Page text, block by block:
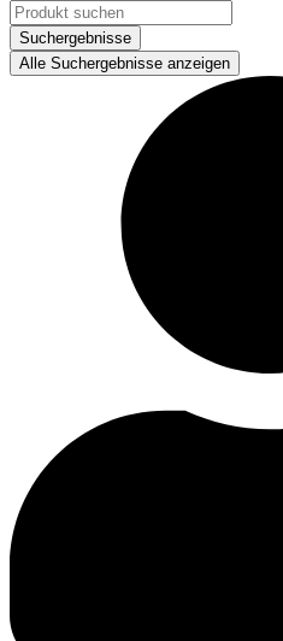
Suchergebnisse
Alle Suchergebnisse anzeigen